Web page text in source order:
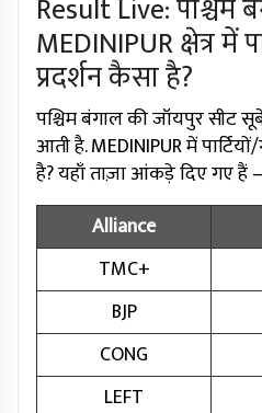
Result Live: पश्चिम
MEDINIPUR क्षेत्र में
प्रदर्शन कैसा है?
पश्चिम बंगाल की जॉयपुर सीट
आती है. MEDINIPUR में
है? यहाँ ताज़ा आंकड़े दिए गए हैं
Alliance
TMC+
BJP
CONG
LEFT